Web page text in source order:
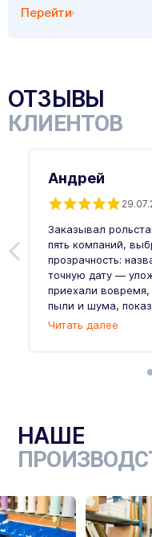
Перейти
ОТЗЫВЫ
КЛИЕНТОВ
Андрей
Заказывал
пять компаний,
прозрачность:
точную дату —
приехали вовремя,
пыли и шума,
Читать далее
НАШЕ